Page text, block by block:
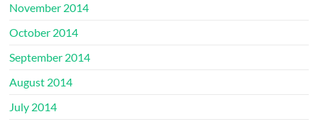
November 2014
October 2014
September 2014
August 2014
July 2014